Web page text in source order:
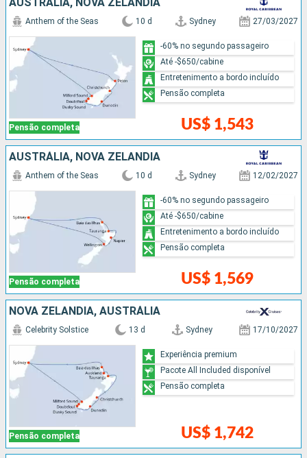
AUSTRÁLIA, NOVA ZELÂNDIA
Pensão completa
Anthem of the Seas 10 d Sydney 27/03/2027
US$ 1,543
-60% no segundo passageiro
Até -$650/cabine
Entretenimento a bordo incluído
Pensão completa
AUSTRÁLIA, NOVA ZELÂNDIA
Pensão completa
Anthem of the Seas 10 d Sydney 12/02/2027
US$ 1,569
-60% no segundo passageiro
Até -$650/cabine
Entretenimento a bordo incluído
Pensão completa
NOVA ZELÂNDIA, AUSTRÁLIA
Pensão completa
Celebrity Solstice 13 d Sydney 17/10/2027
US$ 1,742
Experiência premium
Pacote All Included disponível
Pensão completa